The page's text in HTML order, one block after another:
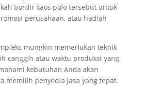
bordir kaos polo tersebut untuk
perusahaan, atau hadiah
mungkin memerlukan teknik
canggih atau waktu produksi yang
kebutuhan Anda akan
memilih penyedia jasa yang tepat.